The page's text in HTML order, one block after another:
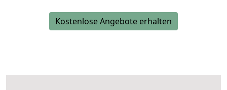
Kostenlose Angebote erhalten